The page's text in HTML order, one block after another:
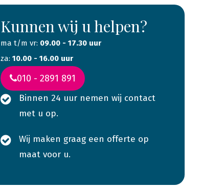
Kunnen wij u helpen?
ma t/m vr: 09.00 - 17.30 uur
za: 10.00 - 16.00 uur
010 - 2891 891
Binnen 24 uur nemen wij contact
met u op.
Wij maken graag een offerte op
maat voor u.